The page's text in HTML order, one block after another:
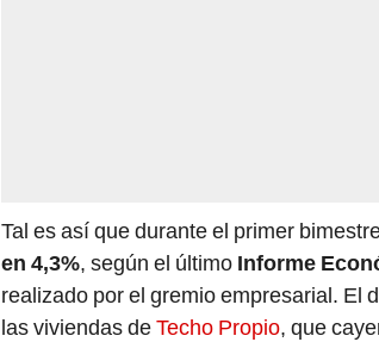
Tal es así que durante el primer
en 4,3%, según el último Informe
realizado por el gremio empresarial. El
las viviendas deTecho Propio, que